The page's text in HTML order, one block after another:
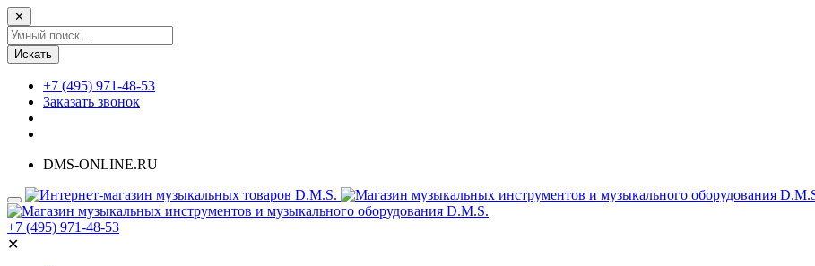
✕
Искать
+7 (495) 971-48-53
Заказать звонок
DMS-ONLINE.RU
+7 (495) 971-48-53
✕